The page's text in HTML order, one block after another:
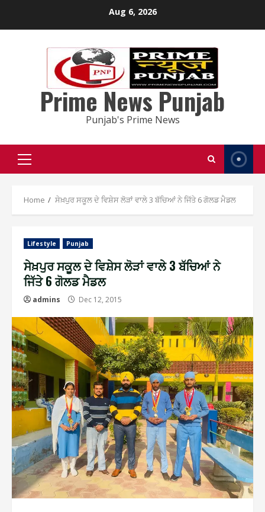
Aug 6, 2026
Prime News Punjab
Punjab's Prime News
Primary
Menu
Home ਸੇਖ਼ਪੁਰ ਸਕੂਲ ਦੇ ਵਿਸ਼ੇਸ ਲੋੜਾਂ ਵਾਲੇ 3 ਬੱਚਿਆਂ ਨੇ ਜਿੱਤੇ 6 ਗੋਲਡ ਮੈਡਲ
Lifestyle Punjab
ਸੇਖ਼ਪੁਰ ਸਕੂਲ ਦੇ ਵਿਸ਼ੇਸ ਲੋੜਾਂ ਵਾਲੇ 3 ਬੱਚਿਆਂ ਨੇ
ਜਿੱਤੇ 6 ਗੋਲਡ ਮੈਡਲ
admins Dec 12, 2015